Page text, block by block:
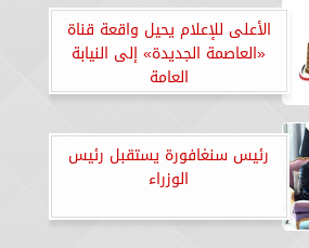
الأعلى للإعلام يحيل واقعة قناة
«العاصمة الجديدة» إلى النيابة
العامة
رئيس سنغافورة يستقبل رئيس
الوزراء